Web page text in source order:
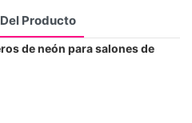
Producto
de neón para salones de